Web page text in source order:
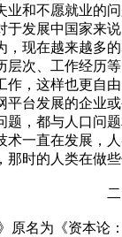
业和不愿就业的
于发展中国家来
，现在越来越多
层次、工作经历
作，这样也更自
平台发展的企业
题，都与人口问
术一直在发展，
那时的人类在做
于社会
名为《资本论